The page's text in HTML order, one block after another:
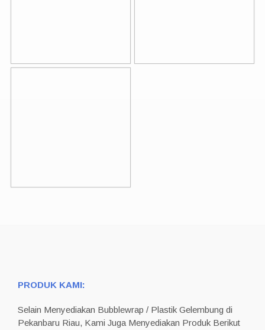
PRODUK KAMI:
Selain Menyediakan Bubblewrap / Plastik Gelembung di
Pekanbaru Riau, Kami Juga Menyediakan Produk Berikut